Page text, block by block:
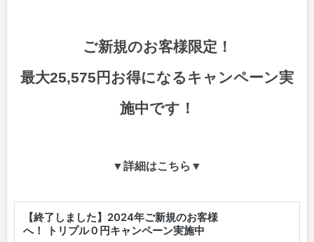
ご新規のお客様限定！
最大25,575円お得になるキャンペーン実
施中です！
▼詳細はこちら▼